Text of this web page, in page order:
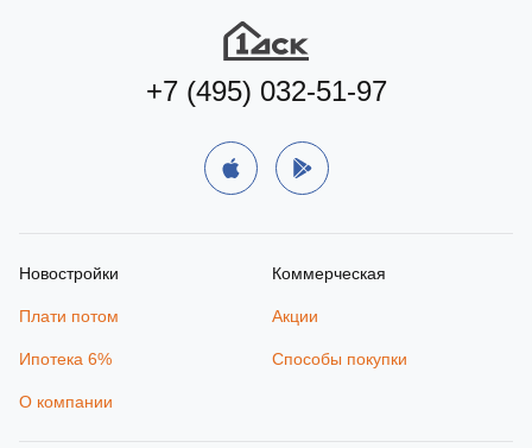
Подобрать
+7 (495) 032-51-97
Новостройки Коммерческая
Плати потом Акции
Ипотека 6% Способы покупки
О компании